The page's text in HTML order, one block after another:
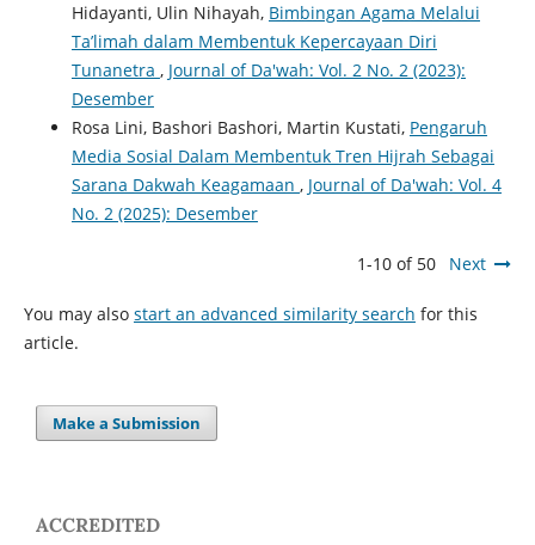
Hidayanti, Ulin Nihayah, Bimbingan Agama Melalui
Ta’limah dalam Membentuk Kepercayaan Diri
Tunanetra , Journal of Da'wah: Vol. 2 No. 2 (2023):
Desember
Rosa Lini, Bashori Bashori, Martin Kustati, Pengaruh
Media Sosial Dalam Membentuk Tren Hijrah Sebagai
Sarana Dakwah Keagamaan , Journal of Da'wah: Vol. 4
No. 2 (2025): Desember
1-10 of 50 Next
You may also start an advanced similarity search for this
article.
Make a Submission
ACCREDITED